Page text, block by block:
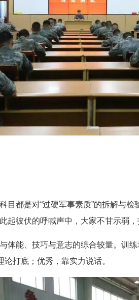
都是对“过硬军事素质”的拆解与检
彼伏的呼喊声中，大家不甘示弱
能、技巧与意志的综合较量。训
论打底；优秀，靠实力说话。